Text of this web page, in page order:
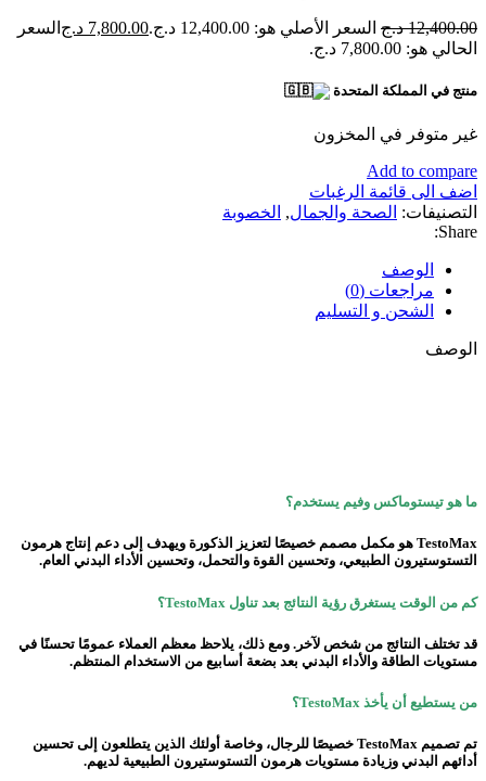
12,400.00 د.ج السعر الأصلي هو: 12,400.00 د.ج. 7,800.00 د.ج السعر
الحالي هو: 7,800.00 د.ج.
منتج في المملكة المتحدة
غير متوفر في المخزون
Add to compare
اضف الى قائمة الرغبات
التصنيفات: الصحة والجمال, الخصوبة
Share:
الوصف
مراجعات (0)
الشحن و التسليم
الوصف
ما هو تيستوماكس وفيم يستخدم؟
TestoMax هو مكمل مصمم خصيصًا لتعزيز الذكورة ويهدف إلى دعم إنتاج هرمون
التستوستيرون الطبيعي، وتحسين القوة والتحمل، وتحسين الأداء البدني العام.
كم من الوقت يستغرق رؤية النتائج بعد تناول TestoMax؟
قد تختلف النتائج من شخص لآخر. ومع ذلك، يلاحظ معظم العملاء عمومًا تحسنًا في
مستويات الطاقة والأداء البدني بعد بضعة أسابيع من الاستخدام المنتظم.
من يستطيع أن يأخذ TestoMax؟
تم تصميم TestoMax خصيصًا للرجال، وخاصة أولئك الذين يتطلعون إلى تحسين
أدائهم البدني وزيادة مستويات هرمون التستوستيرون الطبيعية لديهم.